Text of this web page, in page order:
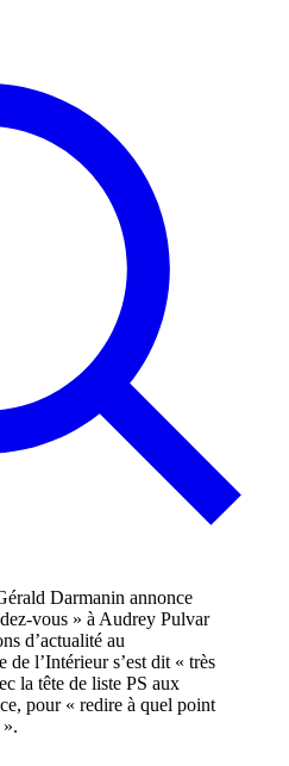
d’actualité au
de l’Intérieur s’est dit « très
la tête de liste PS aux
pour « redire à quel point